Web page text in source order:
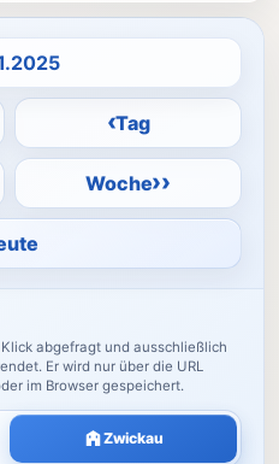
‹Tag
Woche››
abgefragt und ausschließlich
Er wird nur über die URL
im Browser gespeichert.
Zwickau